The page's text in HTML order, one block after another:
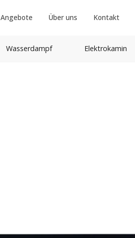
Angebote Über uns Kontakt
Wasserdampf Elektrokamin